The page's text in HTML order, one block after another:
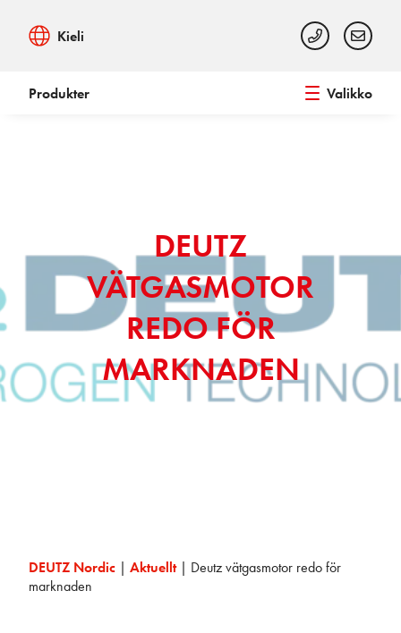
Kieli
Produkter Valikko
DEUTZ
VÄTGASMOTOR
REDO FÖR
MARKNADEN
DEUTZ Nordic | Aktuellt| Deutz vätgasmotor redo för
marknaden